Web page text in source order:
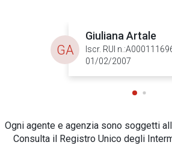
Giuliana Artale
Iscr. RUI
01/02/2007
GA
Ogni agente e agenzia sono soggetti
Consulta il Registro Unico degli